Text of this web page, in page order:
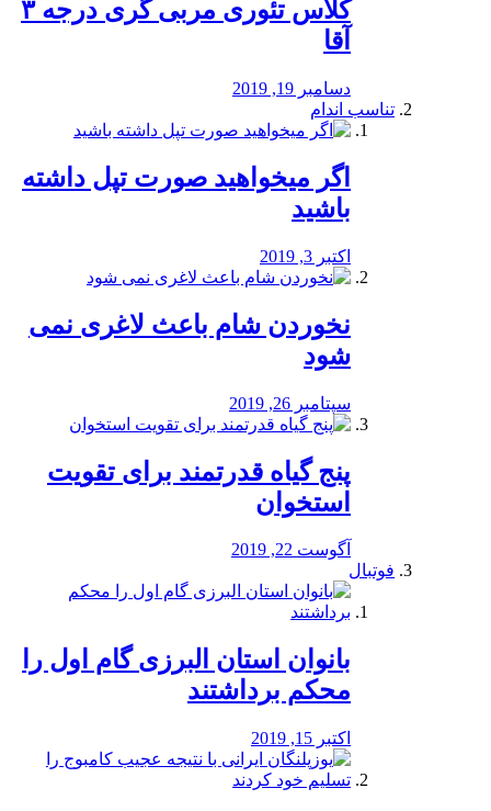
کلاس تئوری مربی گری درجه ۳
آقا
دسامبر 19, 2019
تناسب اندام
اگر میخواهید صورت تپل داشته
باشید
اکتبر 3, 2019
نخوردن شام باعث لاغری نمی
‌شود
سپتامبر 26, 2019
پنج گیاه قدرتمند برای تقویت
استخوان
آگوست 22, 2019
فوتبال
بانوان استان البرزی گام اول را
محكم برداشتند
اکتبر 15, 2019